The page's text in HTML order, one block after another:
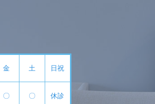
金 土 日祝
〇 〇 休診